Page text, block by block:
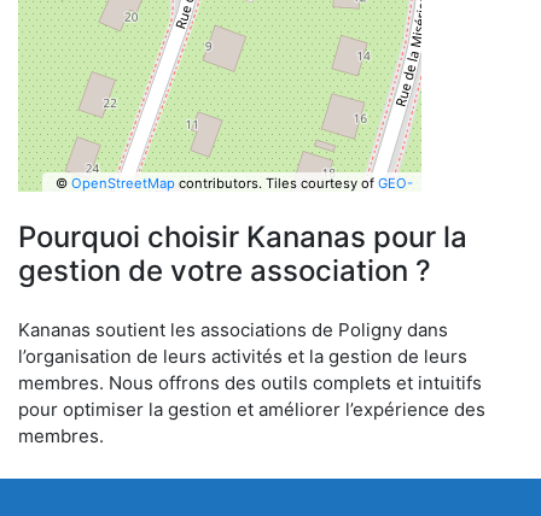
© OpenStreetMapcontributors. Tiles courtesy of GEO-
Pourquoi choisir Kananas pour la
gestion de votre association ?
Kananas soutient les associations de Poligny dans
l’organisation de leurs activités et la gestion de leurs
membres. Nous offrons des outils complets et intuitifs
pour optimiser la gestion et améliorer l’expérience des
membres.